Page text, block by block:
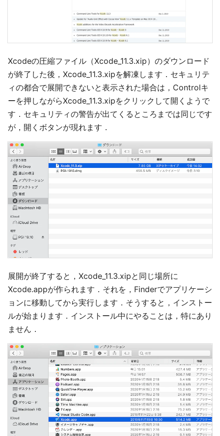
Xcodeの圧縮ファイル（Xcode_11.3.xip）のダウンロード
が終了した後，Xcode_11.3.xipを解凍します．セキュリテ
ィの都合で展開できないと表示された場合は，Controlキ
ーを押しながらXcode_11.3.xipをクリックして開くようで
す．セキュリティの警告が出てくるところまでは同じです
が，開くボタンが現れます．
展開が終了すると，Xcode_11.3.xipと同じ場所に
Xcode.appが作られます．それを，Finderでアプリケーシ
ョンに移動してから実行します．そうすると，インストー
ルが始まります．インストール中にやることは，特にあり
ません．